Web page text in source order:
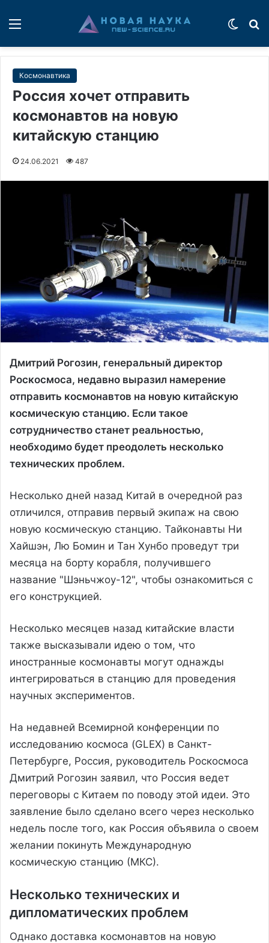
Космонавтика
Россия хочет отправить
космонавтов на новую
китайскую станцию
24.06.2021 487
Дмитрий Рогозин, генеральный директор
Роскосмоса, недавно выразил намерение
отправить космонавтов на новую китайскую
космическую станцию. Если такое
сотрудничество станет реальностью,
необходимо будет преодолеть несколько
технических проблем.
Несколько дней назад Китай в очередной раз
отличился, отправив первый экипаж на свою
новую космическую станцию. Тайконавты Ни
Хайшэн, Лю Бомин и Тан Хунбо проведут три
месяца на борту корабля, получившего
название "Шэньчжоу-12", чтобы ознакомиться с
его конструкцией.
Несколько месяцев назад китайские власти
также высказывали идею о том, что
иностранные космонавты могут однажды
интегрироваться в станцию для проведения
научных экспериментов.
На недавней Всемирной конференции по
исследованию космоса (GLEX) в Санкт-
Петербурге, Россия, руководитель Роскосмоса
Дмитрий Рогозин заявил, что Россия ведет
переговоры с Китаем по поводу этой идеи. Это
заявление было сделано всего через несколько
недель после того, как Россия объявила о своем
желании покинуть Международную
космическую станцию (МКС).
Несколько технических и
дипломатических проблем
Однако доставка космонавтов на новую